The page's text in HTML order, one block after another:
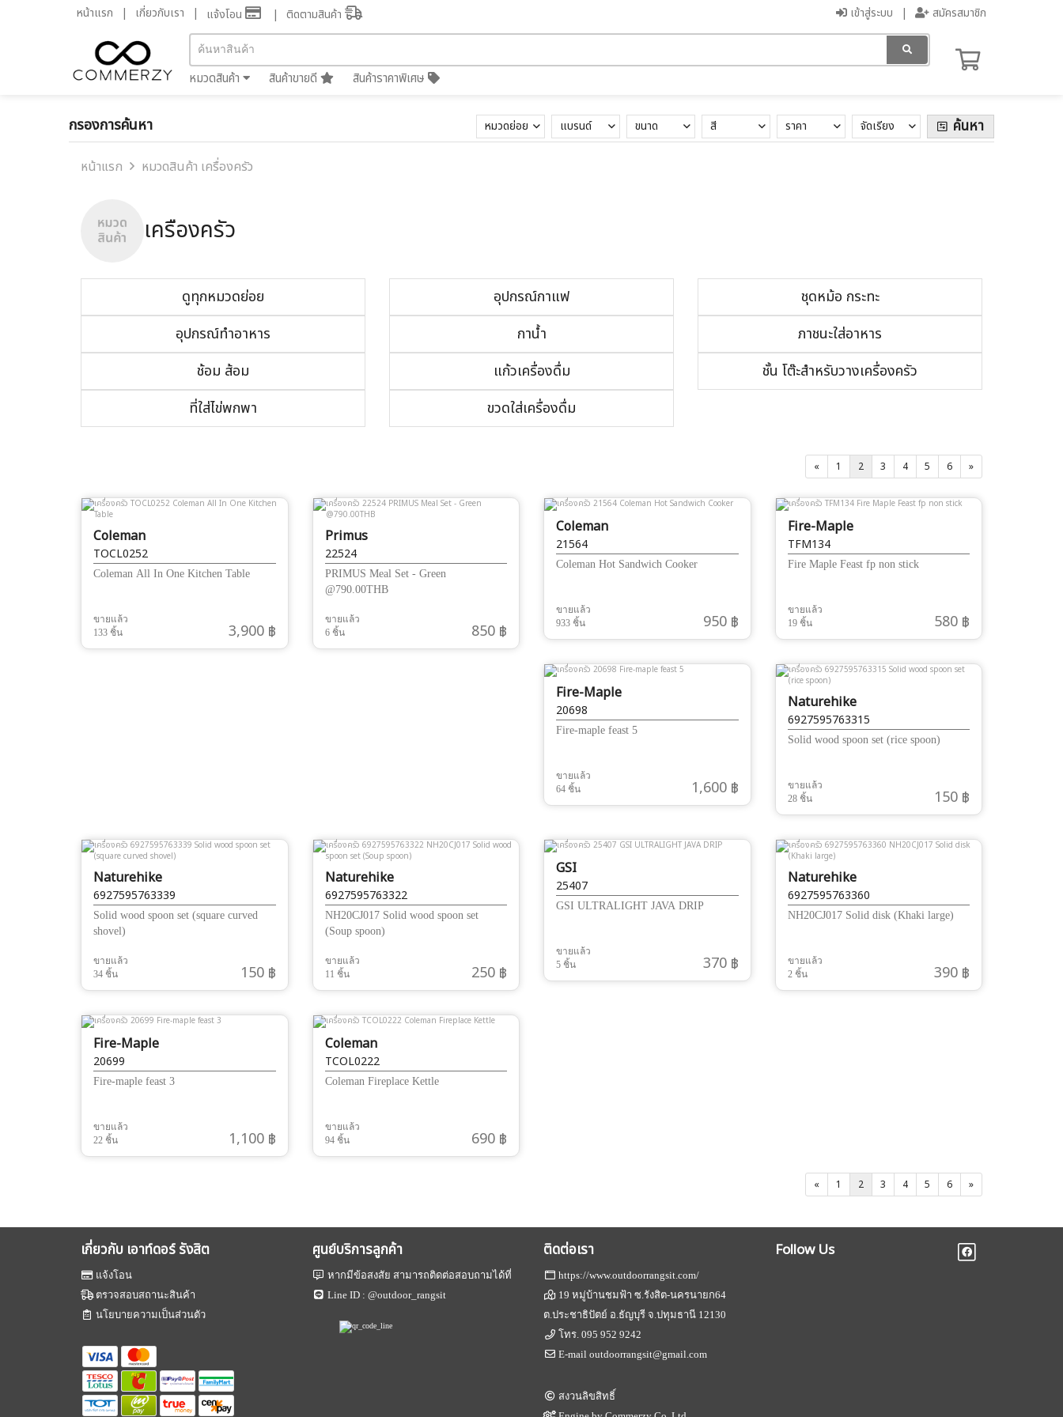
หน้าแรก เกี่ยวกับเรา แจ้งโอน ติดตามสินค้า เข้าสู่ระบบ สมัครสมาชิก
หมวดสินค้า สินค้าขายดี สินค้าราคาพิเศษ
กรองการค้นหา ค้นหา
จัดเรียง
ราคา
สี
ขนาด
แบรนด์
หมวดย่อย
หน้าแรก หมวดสินค้า เครื่องครัว
เครื่องครัว
ดูทุกหมวดย่อย อุปกรณ์กาแฟ
ชุดหม้อ กระทะ
อุปกรณ์ทำอาหาร
กาน้ำ
ภาชนะใส่อาหาร
ช้อม ส้อม
แก้วเครื่องดื่ม
ชั้น โต๊ะสำหรับวางเครื่องครัว
ที่ใส่ไข่พกพา
ขวดใส่เครื่องดื่ม
« 1 2 3 4 5 6 »
Coleman
TOCL0252
Coleman All In One Kitchen Table
ขายแล้ว
133 ชิ้น
3,900 ฿
Primus
22524
PRIMUS Meal Set - Green
@790.00THB
ขายแล้ว
6 ชิ้น
850 ฿
Coleman
21564
Coleman Hot Sandwich Cooker
ขายแล้ว
933 ชิ้น
950 ฿
Fire-Maple
TFM134
Fire Maple Feast fp non stick
ขายแล้ว
19 ชิ้น
580 ฿
Fire-Maple
20698
Fire-maple feast 5
ขายแล้ว
64 ชิ้น
1,600 ฿
Naturehike
6927595763315
Solid wood spoon set (rice spoon)
ขายแล้ว
28 ชิ้น
150 ฿
Naturehike
6927595763339
Solid wood spoon set (square curved
shovel)
ขายแล้ว
34 ชิ้น
150 ฿
Naturehike
6927595763322
NH20CJ017 Solid wood spoon set
(Soup spoon)
ขายแล้ว
11 ชิ้น
250 ฿
GSI
25407
GSI ULTRALIGHT JAVA DRIP
ขายแล้ว
5 ชิ้น
370 ฿
Naturehike
6927595763360
NH20CJ017 Solid disk (Khaki large)
ขายแล้ว
2 ชิ้น
390 ฿
Fire-Maple
20699
Fire-maple feast 3
ขายแล้ว
22 ชิ้น
1,100 ฿
Coleman
TCOL0222
Coleman Fireplace Kettle
ขายแล้ว
94 ชิ้น
690 ฿
« 1 2 3 4 5 6 »
เกี่ยวกับ เอาท์ดอร์ รังสิต
แจ้งโอน
ตรวจสอบสถานะสินค้า
นโยบายความเป็นส่วนตัว
ศูนย์บริการลูกค้า
หากมีข้อสงสัย สามารถติดต่อสอบถามได้ที่
Line ID : @outdoor_rangsit
ติดต่อเรา
https://www.outdoorrangsit.com/
19 หมู่บ้านชมฟ้า ซ.รังสิต-นครนายก64
ต.ประชาธิปัตย์ อ.ธัญบุรี จ.ปทุมธานี 12130
โทร.095 952 9242
E-mailoutdoorrangsit@gmail.com
สงวนลิขสิทธิ์
Follow Us